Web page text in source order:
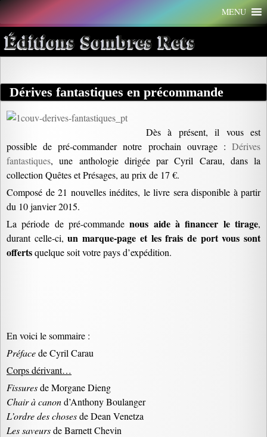
Aller
au
contenu
MENU
Éditions Sombres Rets
Dérives fantastiques en précommande
Dès à présent, il vous est
possible de pré-commander notre prochain ouvrage : Dérives
fantastiques, une anthologie dirigée par Cyril Carau, dans la
collection Quêtes et Présages, au prix de 17 €.
Composé de 21 nouvelles inédites, le livre sera disponible à partir
du 10 janvier 2015.
La période de pré-commande nous aide à financer le tirage,
durant celle-ci,un marque-page et les frais de port vous sont
offertsquelque soit votre pays d’expédition.
En voici le sommaire :
Préfacede Cyril Carau
Corps dérivant…
Fissuresde Morgane Dieng
Chair à canond’Anthony Boulanger
L’ordre des chosesde Dean Venetza
Les saveursde Barnett Chevin